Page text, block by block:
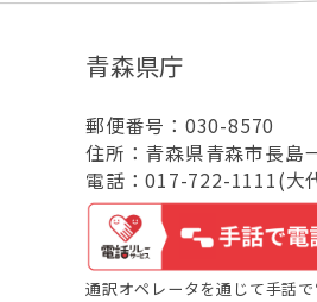
青森県庁
郵便番号：030-8570
住所：青森県青森市長島
電話：017-722-1111(大
通訳オペレータを通じて手話で